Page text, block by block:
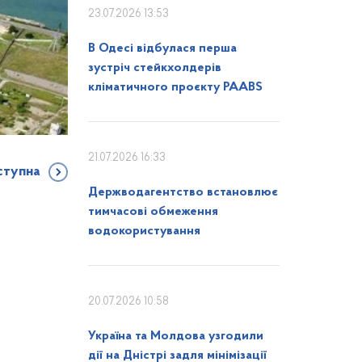
23.07.2026 13:53
В Одесі відбулася перша
зустріч стейкхолдерів
кліматичного проєкту PAABS
21.07.2026 16:33
Держводагентство встановлює
тимчасові обмеження
водокористування
20.07.2026 10:58
Україна та Молдова узгодили
дії на Дністрі задля мінімізації